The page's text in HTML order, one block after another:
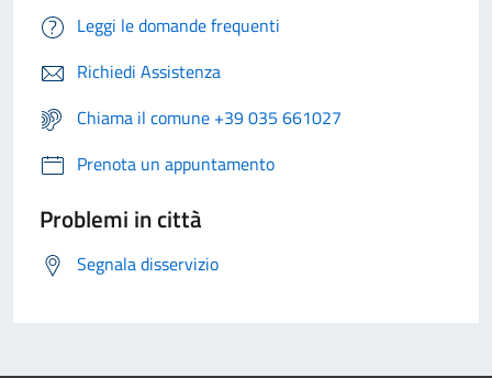
Leggi le domande frequenti
Richiedi Assistenza
Chiama il comune +39 035 661027
Prenota un appuntamento
Problemi in città
Segnala disservizio